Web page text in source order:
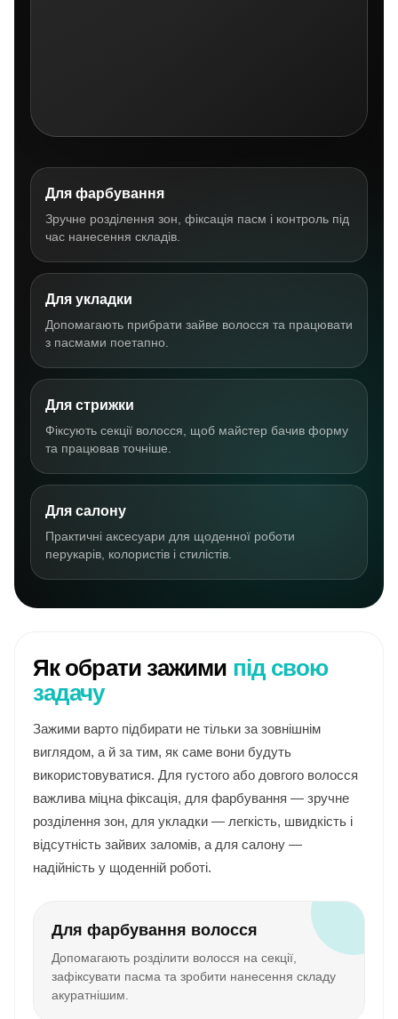
Для фарбування
Зручне розділення зон, фіксація пасм і контроль під
час нанесення складів.
Для укладки
Допомагають прибрати зайве волосся та працювати
з пасмами поетапно.
Для стрижки
Фіксують секції волосся, щоб майстер бачив форму
та працював точніше.
Для салону
Практичні аксесуари для щоденної роботи
перукарів, колористів і стилістів.
Як обрати зажими під свою
задачу
Зажими варто підбирати не тільки за зовнішнім
виглядом, а й за тим, як саме вони будуть
використовуватися. Для густого або довгого волосся
важлива міцна фіксація, для фарбування — зручне
розділення зон, для укладки — легкість, швидкість і
відсутність зайвих заломів, а для салону —
надійність у щоденній роботі.
Для фарбування волосся
Допомагають розділити волосся на секції,
зафіксувати пасма та зробити нанесення складу
акуратнішим.